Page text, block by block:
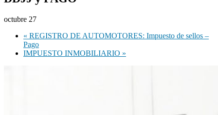
octubre 27
« REGISTRO DE AUTOMOTORES: Impuesto de sellos –
Pago
IMPUESTO INMOBILIARIO »